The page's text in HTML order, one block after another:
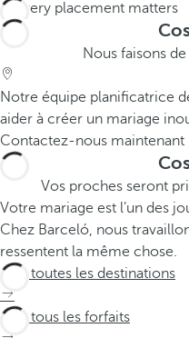
Nous faisons
Notre équipe planificatrice
aider à créer un mariage
Contactez-nous maintenant
Vos proches seront
Votre mariage est l’un des
Chez Barceló, nous
ressentent la même chose.
Voir toutes les destinations
Voir tous les forfaits